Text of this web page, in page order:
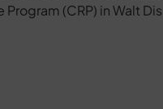
(CRP) in Walt